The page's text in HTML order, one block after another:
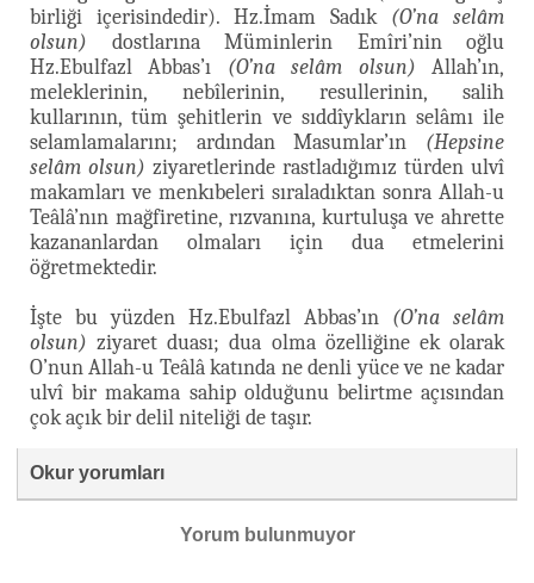
birliği içerisindedir). Hz.İmam Sadık (O’na selâm
olsun) dostlarına Müminlerin Emîri’nin oğlu
Hz.Ebulfazl Abbas’ı (O’na selâm olsun) Allah’ın,
meleklerinin, nebîlerinin, resullerinin, salih
kullarının, tüm şehitlerin ve sıddîykların selâmı ile
selamlamalarını; ardından Masumlar’ın (Hepsine
selâm olsun) ziyaretlerinde rastladığımız türden ulvî
makamları ve menkıbeleri sıraladıktan sonra Allah-u
Teâlâ’nın mağfiretine, rızvanına, kurtuluşa ve ahrette
kazananlardan olmaları için dua etmelerini
öğretmektedir.
İşte bu yüzden Hz.Ebulfazl Abbas’ın (O’na selâm
olsun) ziyaret duası; dua olma özelliğine ek olarak
O’nun Allah-u Teâlâ katında ne denli yüce ve ne kadar
ulvî bir makama sahip olduğunu belirtme açısından
çok açık bir delil niteliği de taşır.
Okur yorumları
Yorum bulunmuyor